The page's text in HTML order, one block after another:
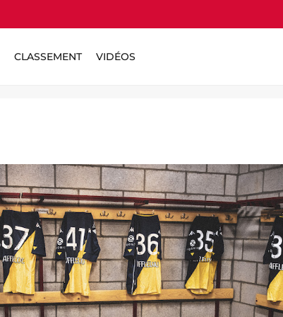
CLASSEMENT VIDÉOS